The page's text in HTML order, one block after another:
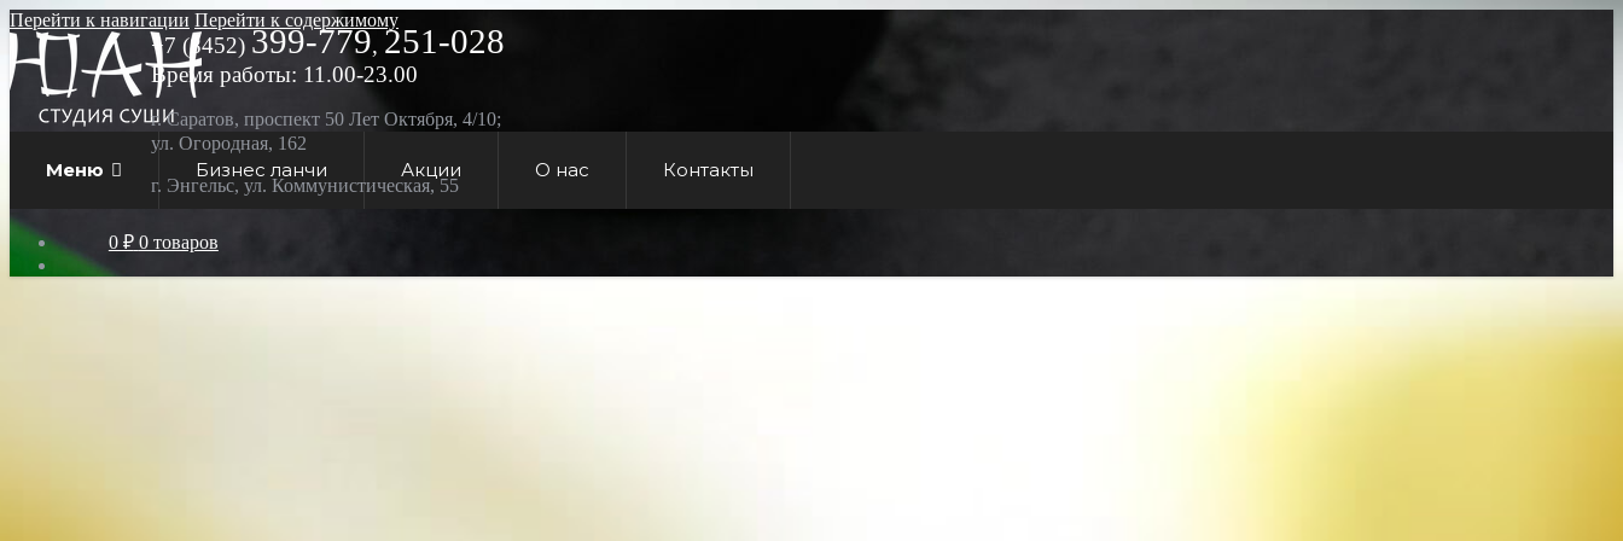
Перейти к навигации Перейти к содержимому
Меню Бизнес ланчи Акции О нас Контакты
0 ₽ 0 товаров
+7 (8452) 399-779, 251-028
Время работы: 11.00-23.00
г. Саратов, проспект 50 Лет Октября, 4/10;
ул. Огородная, 162
г. Энгельс, ул. Коммунистическая, 55